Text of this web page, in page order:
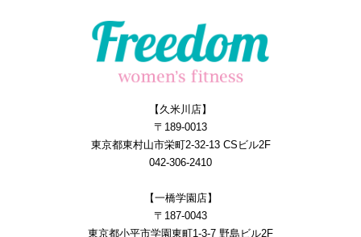
【久米川店】
〒189-0013
東京都東村山市栄町2-32-13 CSビル2F
042-306-2410
【一橋学園店】
〒187-0043
東京都小平市学園東町1-3-7 野島ビル2F